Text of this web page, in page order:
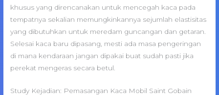
khusus yang direncanakan untuk mencegah kaca pada
tempatnya sekalian memungkinkannya sejumlah elastisitas
yang dibutuhkan untuk meredam guncangan dan getaran.
Selesai kaca baru dipasang, mesti ada masa pengeringan
di mana kendaraan jangan dipakai buat sudah pasti jika
perekat mengeras secara betul.
Study Kejadian: Pemasangan Kaca Mobil Saint Gobain